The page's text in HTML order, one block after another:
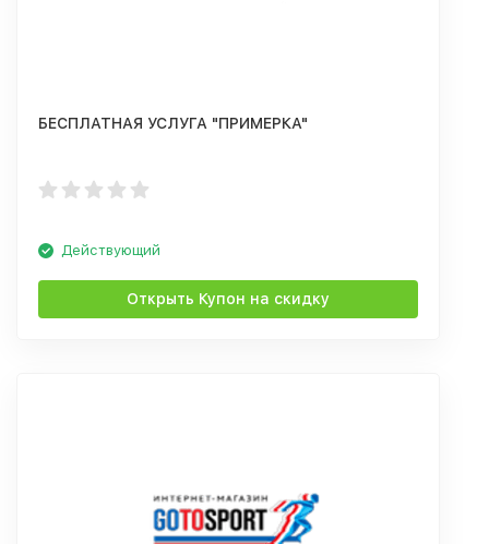
БЕСПЛАТНАЯ УСЛУГА "ПРИМЕРКА"
Действующий
Открыть Купон на скидку